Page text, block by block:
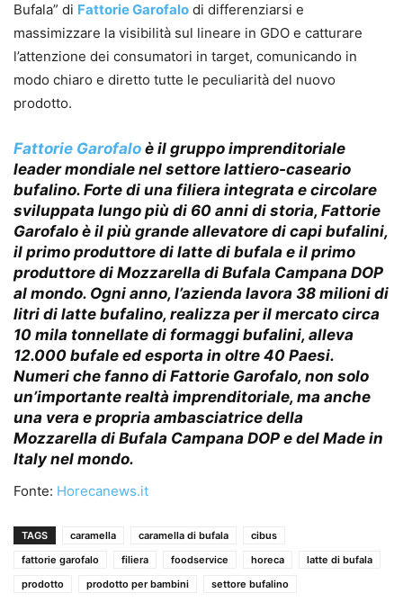
Bufala” di Fattorie Garofalo di differenziarsi e
massimizzare la visibilità sul lineare in GDO e catturare
l’attenzione dei consumatori in target, comunicando in
modo chiaro e diretto tutte le peculiarità del nuovo
prodotto.
Fattorie Garofalo è il gruppo imprenditoriale
leader mondiale nel settore lattiero-caseario
bufalino. Forte di una filiera integrata e circolare
sviluppata lungo più di 60 anni di storia, Fattorie
Garofalo è il più grande allevatore di capi bufalini,
il primo produttore di latte di bufala e il primo
produttore di Mozzarella di Bufala Campana DOP
al mondo. Ogni anno, l’azienda lavora 38 milioni di
litri di latte bufalino, realizza per il mercato circa
10 mila tonnellate di formaggi bufalini, alleva
12.000 bufale ed esporta in oltre 40 Paesi.
Numeri che fanno di Fattorie Garofalo, non solo
un’importante realtà imprenditoriale, ma anche
una vera e propria ambasciatrice della
Mozzarella di Bufala Campana DOP e del Made in
Italy nel mondo.
Fonte: Horecanews.it
TAGS caramella caramella di bufala
cibus
fattorie garofalo
filiera foodservice horeca
latte di bufala
prodotto
prodotto per bambini settore bufalino